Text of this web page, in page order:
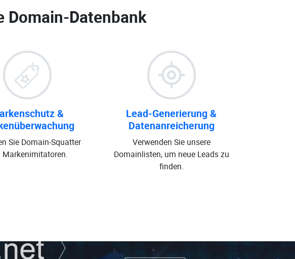
Domain-Datenbank
&
Sie Domain-Squatter
Markenimitatoren.
Lead-Generierung &
Datenanreicherung
Verwenden Sie unsere
Domainlisten, um neue Leads zu
finden.